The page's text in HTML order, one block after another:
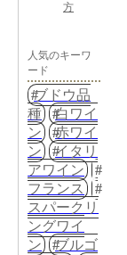
方
人気のキーワ
ード
ブドウ品
種
白ワイ
ン
赤ワイ
ン
イタリ
アワイン
フランス
スパークリ
ングワイ
ン
ブルゴ